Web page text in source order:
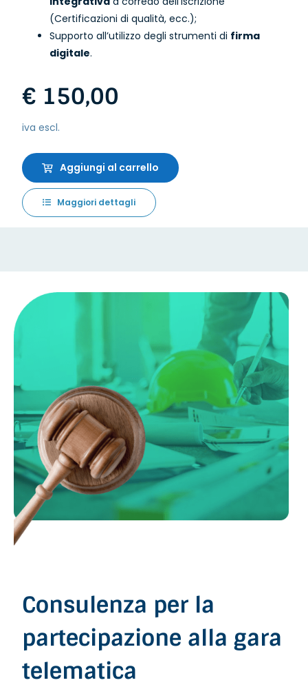
(Certificazioni di qualità, ecc.);
Supporto all’utilizzo degli strumenti di firma
digitale.
€ 150,00
iva escl.
Aggiungi al carrello
Maggiori dettagli
Consulenza per la
partecipazione alla gara
telematica